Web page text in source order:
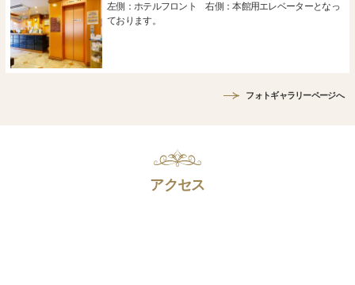
左側：ホテルフロント 右側：本館用エレベーターとなっ
ております。
フォトギャラリーページへ
アクセス